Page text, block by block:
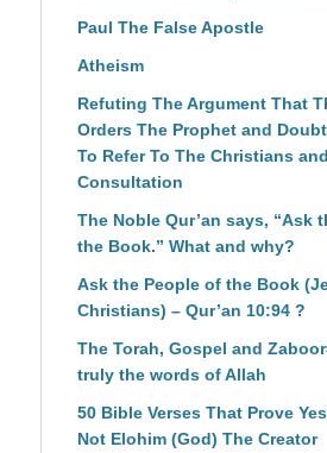
Paul The False Apostle
Atheism
Refuting The Argument That
Orders The Prophet and
To Refer To The Christians
Consultation
The Noble Qur’an says, “Ask
the Book.” What and why?
Ask the People of the Book
Christians) – Qur’an 10:94 ?
The Torah, Gospel and
truly the words of Allah
50 Bible Verses That Prove
Not Elohim (God) The Creator